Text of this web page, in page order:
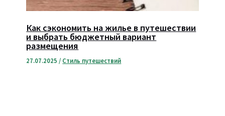
Как сэкономить на жилье в путешествии
и выбрать бюджетный вариант
размещения
27.07.2025 / Стиль путешествий